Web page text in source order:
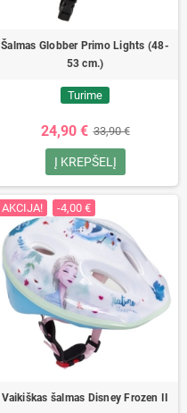
Šalmas Globber Primo Lights (48-
53 cm.)
Turime
24,90 € 33,90 €
Į KREPŠELĮ
AKCIJA! -4,00 €
Vaikiškas šalmas Disney Frozen II